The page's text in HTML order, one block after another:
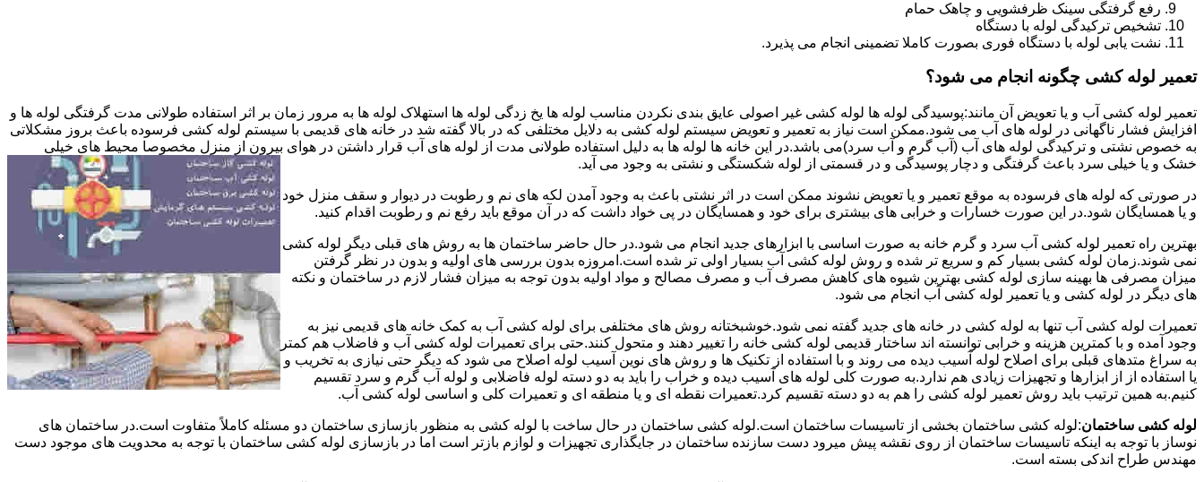
رفع گرفتگی سینک ظرفشویی و چاهک حمام
تشخیص ترکیدگی لوله با دستگاه
نشت یابی لوله با دستگاه فوری بصورت کاملا تضمینی انجام می پذیرد.
تعمیر لوله کشی چگونه انجام می شود؟
تعمیر لوله کشی آب و یا تعویض آن مانند:پوسیدگی لوله ها لوله کشی غیر اصولی عایق بندی نکردن مناسب لوله ها یخ زدگی لوله ها استهلاک لوله ها به مرور زمان بر اثر استفاده طولانی مدت گرفتگی لوله ها و
افزایش فشار ناگهانی در لوله های آب می شود.ممکن است نیاز به تعمیر و تعویض سیستم لوله کشی به دلایل مختلفی که در بالا گفته شد در خانه های قدیمی با سیستم لوله کشی فرسوده باعث بروز مشکلاتی
به خصوص نشتی و ترکیدگی لوله های آب (آب گرم و آب سرد)می باشد.در این خانه ها لوله ها به دلیل استفاده طولانی مدت از لوله های آب قرار داشتن در هوای بیرون از منزل مخصوصا محیط های خیلی
خشک و یا خیلی سرد باعث گرفتگی و دچار پوسیدگی و در قسمتی از لوله شکستگی و نشتی به وجود می آید.
در صورتی که لوله های فرسوده به موقع تعمیر و یا تعویض نشوند ممکن است در اثر نشتی باعث به وجود آمدن لکه های نم و رطوبت در دیوار و سقف منزل خود
و یا همسایگان شود.در این صورت خسارات و خرابی های بیشتری برای خود و همسایگان در پی خواد داشت که در آن موقع باید رفع نم و رطوبت اقدام کنید.
بهترین راه تعمیر لوله کشی آب سرد و گرم خانه به صورت اساسی با ابزارهای جدید انجام می شود.در حال حاضر ساختمان ها به روش های قبلی دیگر لوله کشی
نمی شوند.زمان لوله کشی بسیار کم و سریع تر شده و روش لوله کشی آب بسیار اولی تر شده است.امروزه بدون بررسی های اولیه و بدون در نظر گرفتن
میزان مصرفی ها بهینه سازی لوله کشی بهترین شیوه های کاهش مصرف آب و مصرف مصالح و مواد اولیه بدون توجه به میزان فشار لازم در ساختمان و نکته
های دیگر در لوله کشی و یا تعمیر لوله کشی آب انجام می شود.
تعمیرات لوله کشی آب تنها به لوله کشی در خانه های جدید گفته نمی شود.خوشبختانه روش های مختلفی برای لوله کشی آب به کمک خانه های قدیمی نیز به
وجود آمده و با کمترین هزینه و خرابی توانسته اند ساختار قدیمی لوله کشی خانه را تغییر دهند و متحول کنند.حتی برای تعمیرات لوله کشی آب و فاضلاب هم کمتر
به سراغ متدهای قبلی برای اصلاح لوله آسیب دیده می روند و با استفاده از تکنیک ها و روش های نوین آسیب لوله اصلاح می شود که دیگر حتی نیازی به تخریب و
یا استفاده از از ابزارها و تجهیزات زیادی هم ندارد.به صورت کلی لوله های آسیب دیده و خراب را باید به دو دسته لوله فاضلابی و لوله آب گرم و سرد تقسیم
کنیم.به همین ترتیب باید روش تعمیر لوله کشی را هم به دو دسته تقسیم کرد.تعمیرات نقطه ای و یا منطقه ای و تعمیرات کلی و اساسی لوله کشی آب.
لوله کشی ساختمان:لوله کشی ساختمان بخشی از تاسیسات ساختمان است.لوله کشی ساختمان در حال ساخت با لوله کشی به منظور بازسازی ساختمان دو مسئله کاملاً متفاوت است.در ساختمان های
نوساز با توجه به اینکه تاسیسات ساختمان از روی نقشه پیش میرود دست سازنده ساختمان در جایگذاری تجهیزات و لوازم بازتر است اما در بازسازی لوله کشی ساختمان با توجه به محدویت های موجود دست
مهندس طراح اندکی بسته است.